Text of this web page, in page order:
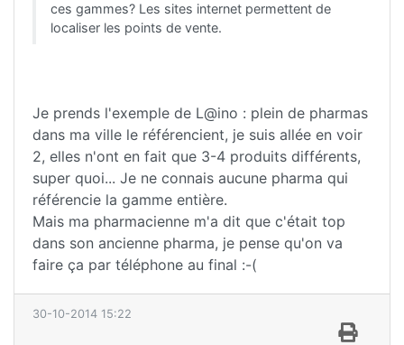
ces gammes? Les sites internet permettent de
localiser les points de vente.
Je prends l'exemple de L@ino : plein de pharmas
dans ma ville le référencient, je suis allée en voir
2, elles n'ont en fait que 3-4 produits différents,
super quoi... Je ne connais aucune pharma qui
référencie la gamme entière.
Mais ma pharmacienne m'a dit que c'était top
dans son ancienne pharma, je pense qu'on va
faire ça par téléphone au final :-(
30-10-2014 15:22